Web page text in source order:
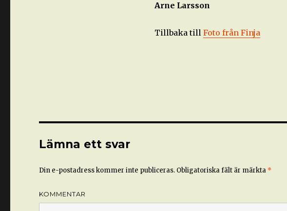
Arne Larsson
Tillbaka till Foto från Finja
Lämna ett svar
Din e-postadress kommer inte publiceras. Obligatoriska fält är märkta *
KOMMENTAR